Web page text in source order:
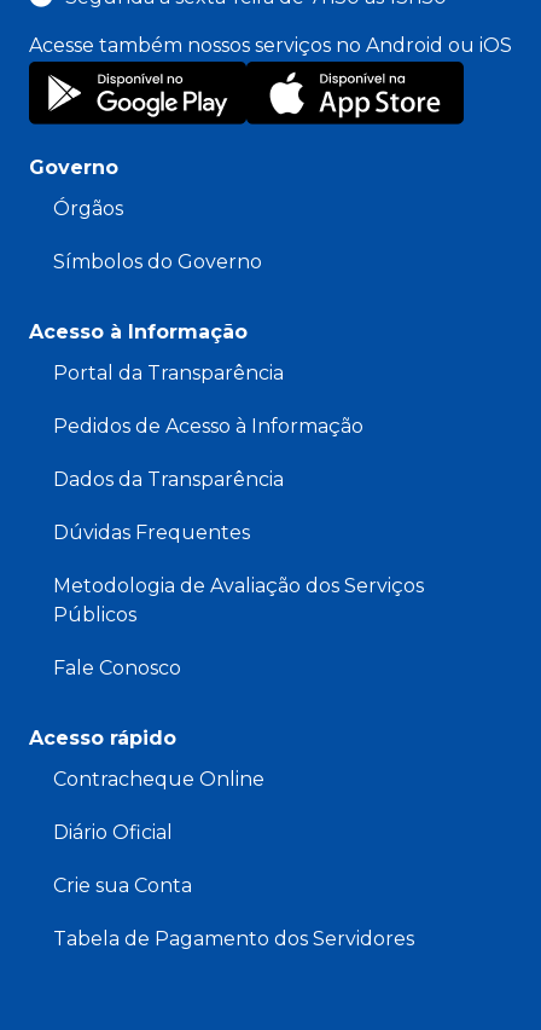
Acesse também nossos serviços no Android ou iOS
Governo
Órgãos
Símbolos do Governo
Acesso à Informação
Portal da Transparência
Pedidos de Acesso à Informação
Dados da Transparência
Dúvidas Frequentes
Metodologia de Avaliação dos Serviços
Públicos
Fale Conosco
Acesso rápido
Contracheque Online
Diário Oficial
Crie sua Conta
Tabela de Pagamento dos Servidores